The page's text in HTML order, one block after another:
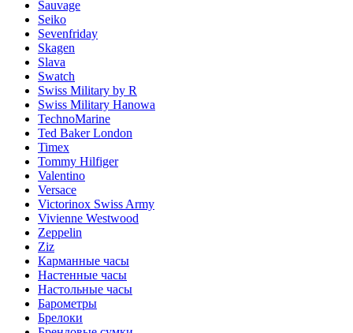
Sauvage
Seiko
Sevenfriday
Skagen
Slava
Swatch
Swiss Military by R
Swiss Military Hanowa
TechnoMarine
Ted Baker London
Timex
Tommy Hilfiger
Valentino
Versace
Victorinox Swiss Army
Vivienne Westwood
Zeppelin
Ziz
Карманные часы
Настенные часы
Настольные часы
Барометры
Брелоки